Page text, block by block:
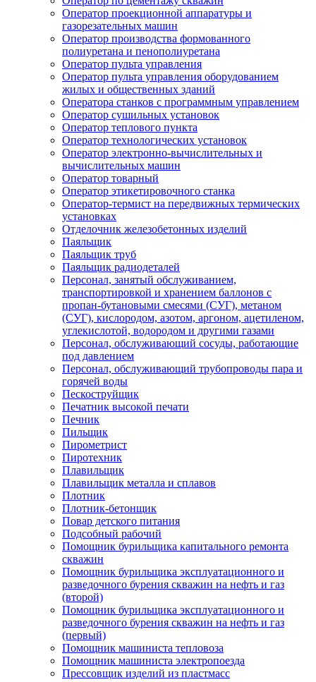
Оператор проекционной аппаратуры и
газорезательных машин
Оператор производства формованного
полиуретана и пенополиуретана
Оператор пульта управления
Оператор пульта управления оборудованием
жилых и общественных зданий
Оператора станков с программным управлением
Оператор сушильных установок
Оператор теплового пункта
Оператор технологических установок
Оператор электронно-вычислительных и
вычислительных машин
Оператор товарный
Оператор этикетировочного станка
Оператор-термист на передвижных термических
установках
Отделочник железобетонных изделий
Паяльщик
Паяльщик труб
Паяльщик радиодеталей
Персонал, занятый обслуживанием,
транспортировкой и хранением баллонов с
пропан-бутановыми смесями (СУГ), метаном
(СУГ), кислородом, азотом, аргоном, ацетиленом,
углекислотой, водородом и другими газами
Персонал, обслуживающий сосуды, работающие
под давлением
Персонал, обслуживающий трубопроводы пара и
горячей воды
Пескоструйщик
Печатник высокой печати
Печник
Пильщик
Пирометрист
Пиротехник
Плавильщик
Плавильщик металла и сплавов
Плотник
Плотник-бетонщик
Повар детского питания
Подсобный рабочий
Помощник бурильщика капитального ремонта
скважин
Помощник бурильщика эксплуатационного и
разведочного бурения скважин на нефть и газ
(второй)
Помощник бурильщика эксплуатационного и
разведочного бурения скважин на нефть и газ
(первый)
Помощник машиниста тепловоза
Помощник машиниста электропоезда
Прессовщик изделий из пластмасс